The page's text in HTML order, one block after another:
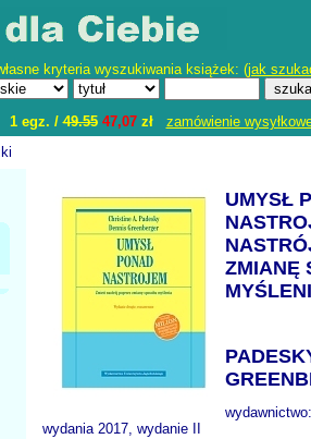
kryteria wyszukiwania książek: (jak
1 egz. /49.55 47,07zł
zamówienie
UMYSŁ
ZMIANĘ
wydania 2017, wydanie II